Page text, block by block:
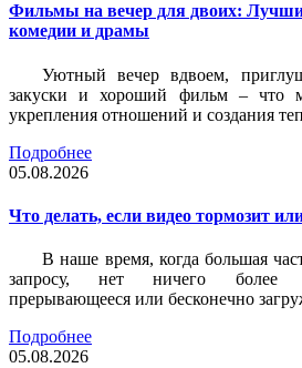
Фильмы на вечер для двоих:
комедии и драмы
Уютный вечер вдвоем,
закуски и хороший фильм – что
укрепления отношений и создания
Подробнее
05.08.2026
Что делать, если видео тормозит
В наше время, когда большая
запросу, нет ничего более
прерывающееся или бесконечно
Подробнее
05.08.2026